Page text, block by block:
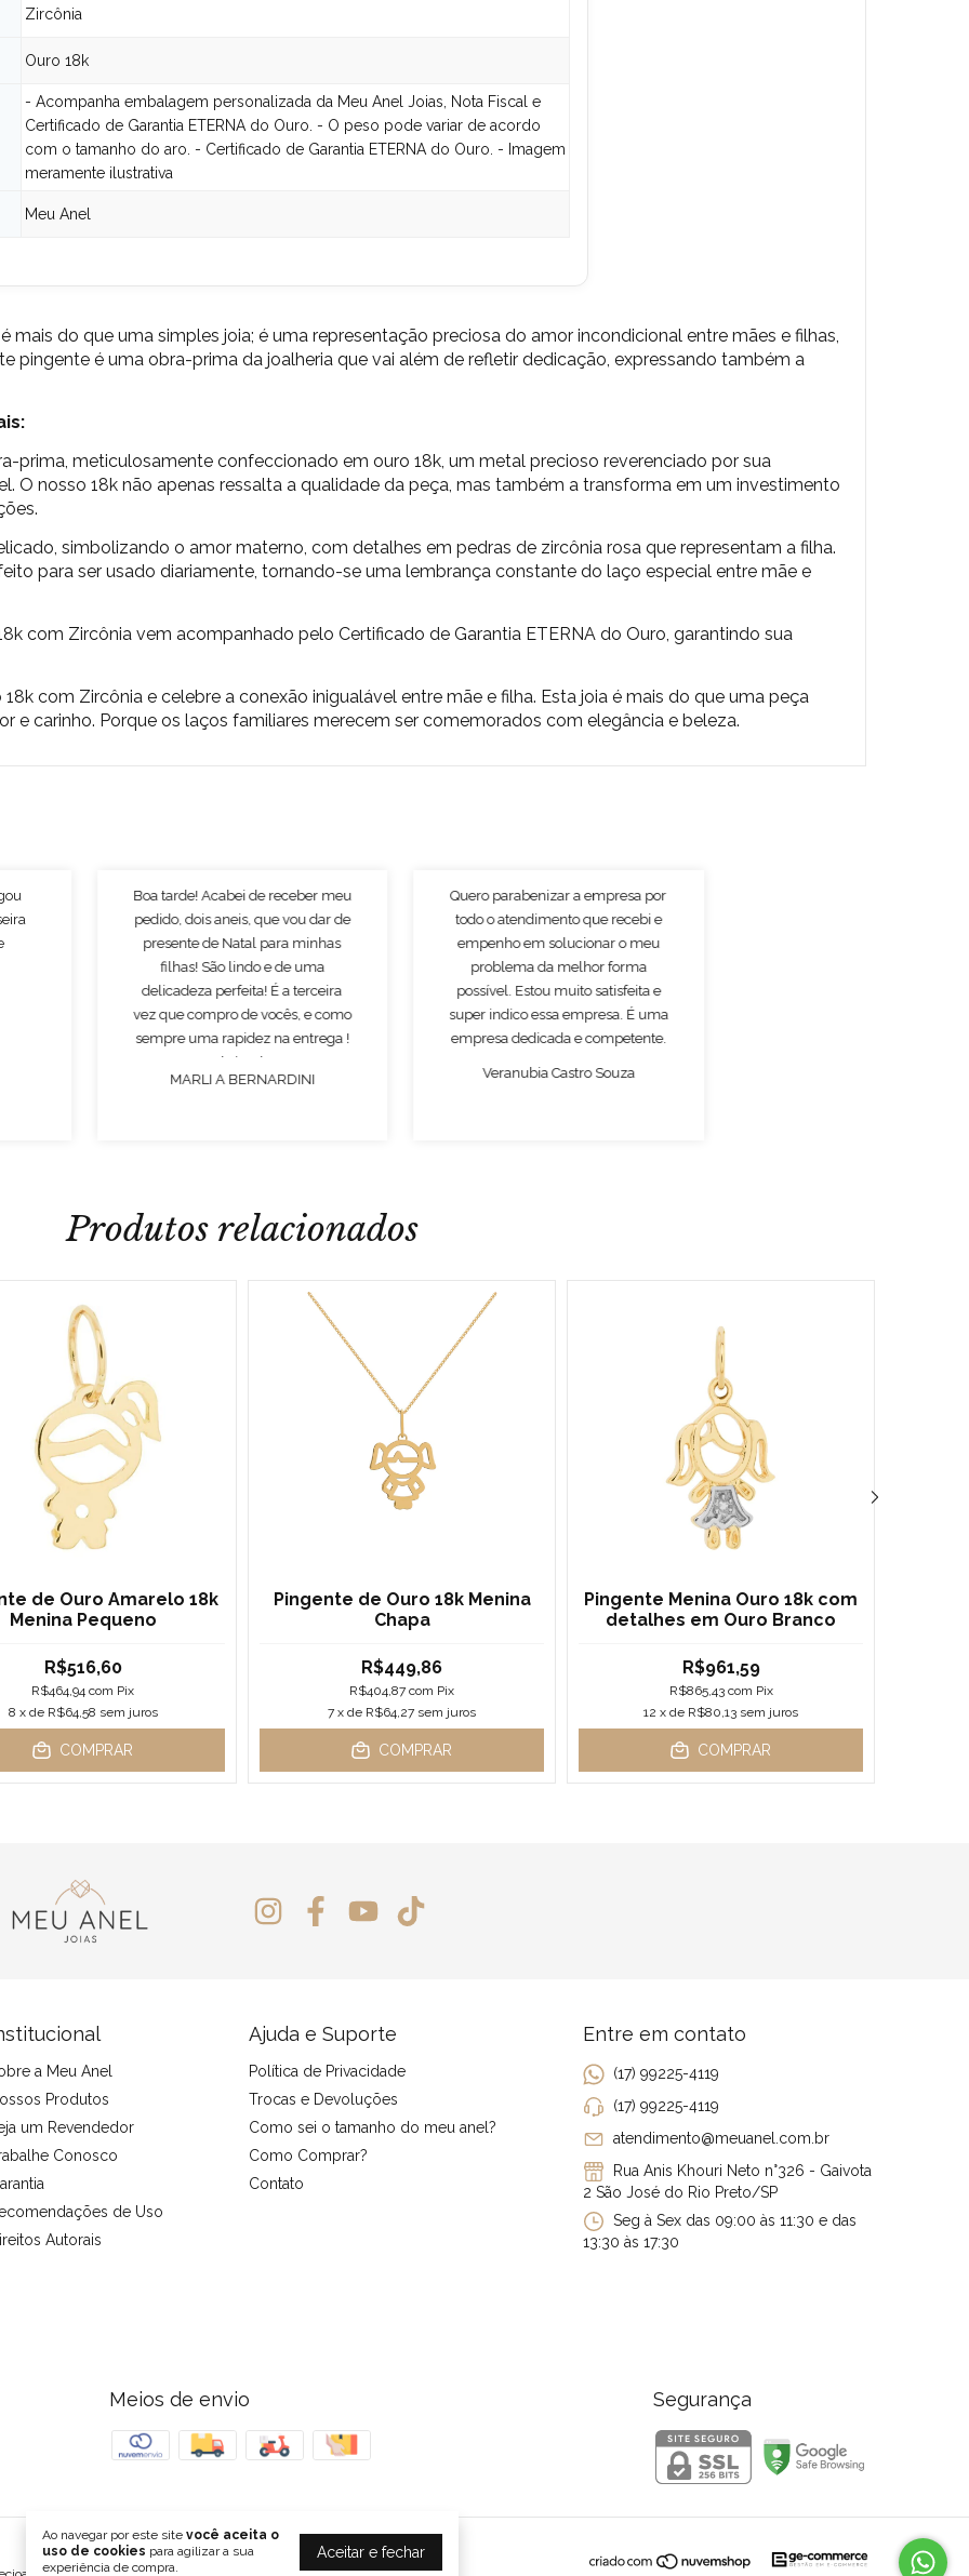
Ao navegar por este site você aceita o
uso de cookies para agilizar a sua
experiência de compra.
Aceitar e fechar
Zircônia
Ouro 18k
- Acompanha embalagem personalizada da Meu Anel Joias, Nota Fiscal e
Certificado de Garantia ETERNA do Ouro. - O peso pode variar de acordo
com o tamanho do aro. - Certificado de Garantia ETERNA do Ouro. - Imagem
meramente ilustrativa
Meu Anel
é mais do que uma simples joia; é uma representação preciosa do amor incondicional entre mães e filhas,
pingente é uma obra-prima da joalheria que vai além de refletir dedicação, expressando também a
prima, meticulosamente confeccionado em ouro 18k, um metal precioso reverenciado por sua
O nosso 18k não apenas ressalta a qualidade da peça, mas também a transforma em um investimento
simbolizando o amor materno, com detalhes em pedras de zircônia rosa que representam a filha.
para ser usado diariamente, tornando-se uma lembrança constante do laço especial entre mãe e
com Zircônia vem acompanhado pelo Certificado de Garantia ETERNA do Ouro, garantindo sua
18k com Zircônia e celebre a conexão inigualável entre mãe e filha. Esta joia é mais do que uma peça
e carinho. Porque os laços familiares merecem ser comemorados com elegância e beleza.
Boa tarde! Acabei de receber meu
pedido, dois aneis, que vou dar de
presente de Natal para minhas
filhas! São lindo e de uma
delicadeza perfeita! É a terceira
vez que compro de vocês, e como
sempre uma rapidez na entrega !
Obrigado!
MARLI A BERNARDINI
Quero parabenizar a empresa por
todo o atendimento que recebi e
empenho em solucionar o meu
problema da melhor forma
possível. Estou muito satisfeita e
super indico essa empresa. É uma
empresa dedicada e competente.
Veranubia Castro Souza
Produtos relacionados
de Ouro Amarelo 18k
Menina Pequeno
R$516,60
R$464,94 com Pix
8 x de R$64,58 sem juros
COMPRAR
Pingente de Ouro 18k Menina
Chapa
R$449,86
R$404,87 com Pix
7 x de R$64,27 sem juros
COMPRAR
Pingente Menina Ouro 18k com
detalhes em Ouro Branco
R$961,59
R$865,43 com Pix
12 x de R$80,13 sem juros
COMPRAR
a Meu Anel
Produtos
um Revendedor
Conosco
de Uso
Autorais
Ajuda e Suporte
Política de Privacidade
Trocas e Devoluções
Como sei o tamanho do meu anel?
Como Comprar?
Contato
Entre em contato
(17) 99225-4119
(17) 99225-4119
atendimento@meuanel.com.br
Rua Anis Khouri Neto n°326 - Gaivota
2 São José do Rio Preto/SP
Seg à Sex das 09:00 às 11:30 e das
13:30 às 17:30
Meios de envio Segurança